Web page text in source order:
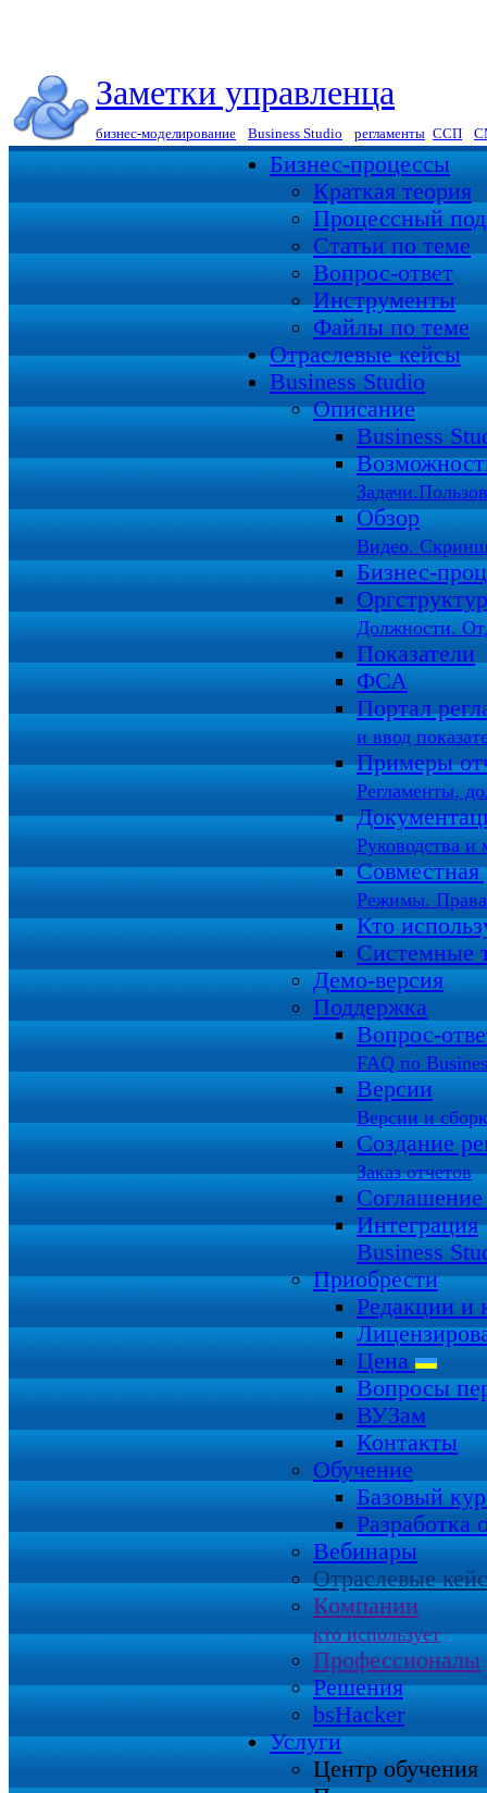
Заметки управленца
бизнес-моделирование Business Studio регламенты ССП
Бизнес-процессы
Краткая теория
Процессный
Статьи по теме
Вопрос-ответ
Инструменты
Файлы по теме
Отраслевые кейсы
Business Studio
Описание
Business
Обзор
Видео.
Бизнес-
Должности.
Показатели
ФСА
Портал
и ввод
Примеры
Регламенты,
Руководства и
Совместная
Режимы. Права
Кто
Системные
Демо-версия
Поддержка
Вопрос-
FAQ по
Версии
Версии и
Создание
Заказ отчетов
Интеграция
Business
Приобрести
Редакции и
Цена
Вопросы
ВУЗам
Контакты
Обучение
Базовый
Разработка
Вебинары
Отраслевые
Компании
кто использует
Профессионалы
Решения
bsHacker
Услуги
Центр обучения